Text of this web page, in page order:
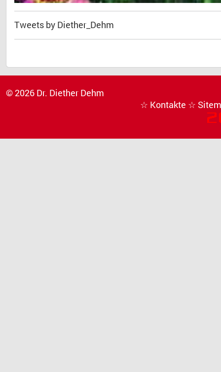
Tweets by Diether_Dehm
© 2026 Dr. Diether Dehm
☆ Kontakte ☆